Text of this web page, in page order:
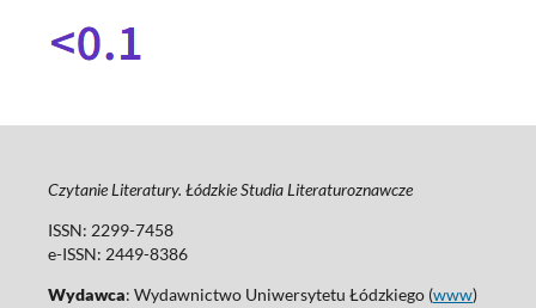
Czytanie Literatury. Łódzkie Studia Literaturoznawcze
ISSN: 2299-7458
e-ISSN: 2449-8386
Wydawca: Wydawnictwo Uniwersytetu Łódzkiego (www)